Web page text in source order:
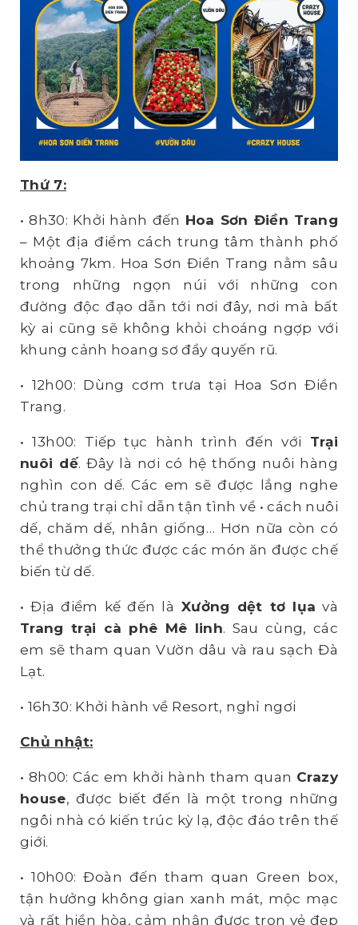
Thứ 7:
• 8h30: Khởi hành đến Hoa Sơn Điền Trang
– Một địa điểm cách trung tâm thành phố
khoảng 7km. Hoa Sơn Điền Trang nằm sâu
trong những ngọn núi với những con
đường độc đạo dẫn tới nơi đây, nơi mà bất
kỳ ai cũng sẽ không khỏi choáng ngợp với
khung cảnh hoang sơ đầy quyến rũ.
• 12h00: Dùng cơm trưa tại Hoa Sơn Điền
Trang.
• 13h00: Tiếp tục hành trình đến với Trại
nuôi dế. Đây là nơi có hệ thống nuôi hàng
nghìn con dế. Các em sẽ được lắng nghe
chủ trang trại chỉ dẫn tận tình về • cách nuôi
dế, chăm dế, nhân giống… Hơn nữa còn có
thể thưởng thức được các món ăn được chế
biến từ dế.
• Địa điểm kế đến là Xưởng dệt tơ lụa và
Trang trại cà phê Mê linh. Sau cùng, các
em sẽ tham quan Vườn dâu và rau sạch Đà
Lạt.
• 16h30: Khởi hành về Resort, nghỉ ngơi
Chủ nhật:
• 8h00: Các em khởi hành tham quan Crazy
house, được biết đến là một trong những
ngôi nhà có kiến trúc kỳ lạ, độc đáo trên thế
giới.
• 10h00: Đoàn đến tham quan Green box,
tận hưởng không gian xanh mát, mộc mạc
và rất hiền hòa, cảm nhận được trọn vẻ đẹp